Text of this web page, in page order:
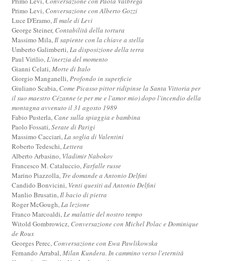
Primo Levi, Conversazione con Alberto Gozzi
Luce D'Eramo,Il male di Levi
George Steiner, Contabilità della tortura
Massimo Mila,Il sapiente con la chiave a stella
Umberto Galimberti,La disposizione della terra
Paul Virilio,L'inerzia del momento
Gianni Celati,Morte di Italo
Giorgio Manganelli,Profondo in superficie
Giuliano Scabia, Come Picasso pittor ridipinse la Santa Vittoria per
il suo maestro Cézanne (e per me e l'amor mio) dopo l'incendio della
montagna avvenuto il 31 agosto 1989
Fabio Pusterla, Cane sulla spiaggia e bambina
Paolo Fossati,Serate di Parigi
Massimo Cacciari,La soglia di Valentini
Roberto Tedeschi,Lettera
Alberto Arbasino, Vladimir Nabokov
Francesco M. Cataluccio,Farfalle russe
Marino Piazzolla, Tre domande a Antonio Delfini
Candido Bonvicini, Venti quesiti ad Antonio Delfini
Manlio Brusatin,Il bacio di pietra
Roger McGough,La lezione
Franco Marcoaldi,Le malattie del nostro tempo
Witold Gombrowicz, Conversazione con Michel Polac e Dominique
de Roux
Georges Perec, Conversazione con Ewa Pawlikowska
Fernando Arrabal,Milan Kundera. In cammino verso l'eternità